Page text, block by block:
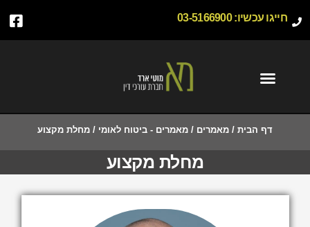
חייגו עכשיו:03-5166900
דף הבית / מאמרים / מאמרים - ביטוח לאומי / מחלת מקצוע
מחלת מקצוע